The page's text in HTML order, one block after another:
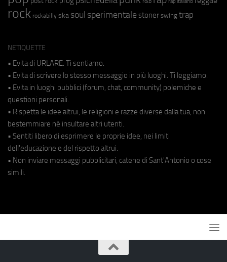
rock rockabilly ska soul sperimentale stoner swing trap
NETIQUETTE
• Evita di URLARE. Ti sentiamo.
• Evita di scrivere lo stesso messaggio in più luoghi. Ti leggiamo.
• Evita in luoghi pubblici (forum, chat, community) polemiche e
questioni personali.
• Rispetta le idee altrui, le religioni e razze diverse dalla tua, non
bestemmiare né insultare altri utenti.
• Sentiti libero di esprimere le proprie idee, nei limiti
dell'educazione e del rispetto altrui.
• Non inviare messaggi pubblicitari, catene di Sant'Antonio o cose
simili.